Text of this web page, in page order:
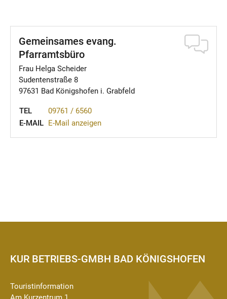
Gemeinsames evang.
Pfarramtsbüro
Frau Helga Scheider
Sudentenstraße 8
97631 Bad Königshofen i. Grabfeld
TEL
09761 / 6560
E-MAIL E-Mail anzeigen
KUR BETRIEBS-GMBH BAD KÖNIGSHOFEN
Touristinformation